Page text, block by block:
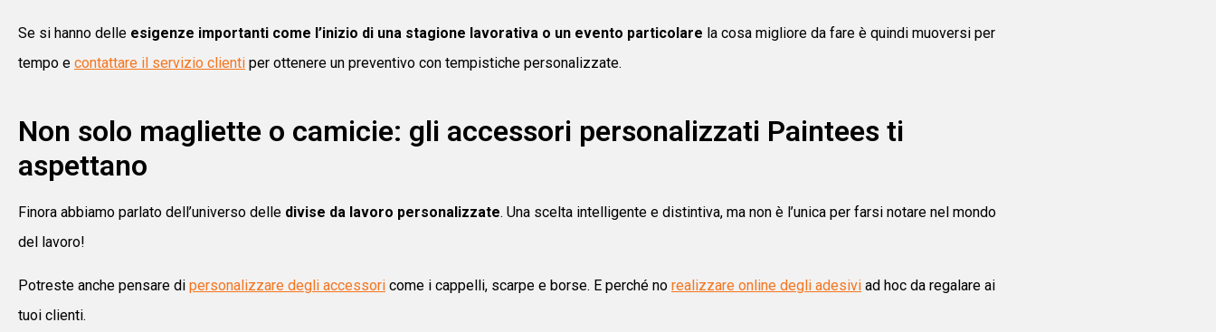
Se si hanno delle esigenze importanti come l’inizio di una stagione lavorativa o un evento particolare la cosa migliore da fare è quindi muoversi per
tempo e contattare il servizio clienti per ottenere un preventivo con tempistiche personalizzate.
Non solo magliette o camicie: gli accessori personalizzati Paintees ti
aspettano
Finora abbiamo parlato dell’universo delle divise da lavoro personalizzate. Una scelta intelligente e distintiva, ma non è l’unica per farsi notare nel mondo
del lavoro!
Potreste anche pensare di personalizzare degli accessori come i cappelli, scarpe e borse. E perché no realizzare online degli adesivi ad hoc da regalare ai
tuoi clienti.